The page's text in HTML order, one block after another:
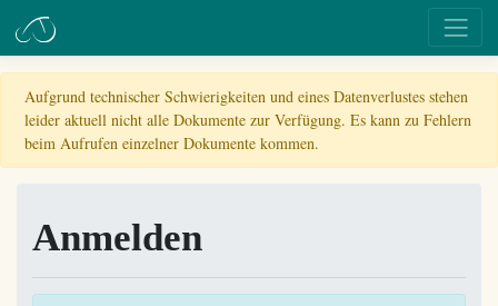
Aufgrund technischer Schwierigkeiten und eines Datenverlustes stehen
leider aktuell nicht alle Dokumente zur Verfügung. Es kann zu Fehlern
beim Aufrufen einzelner Dokumente kommen.
Anmelden